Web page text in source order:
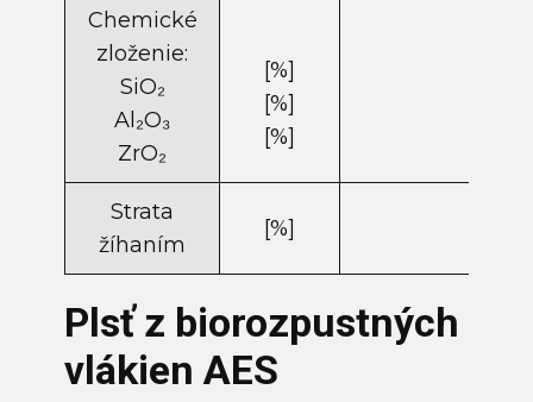
Chemické
zloženie:
SiO₂
Al₂O₃
ZrO​₂
[%]
[%]
[%]
Strata
žíhaním
[%]
Plsť z biorozpustných
vlákien AES